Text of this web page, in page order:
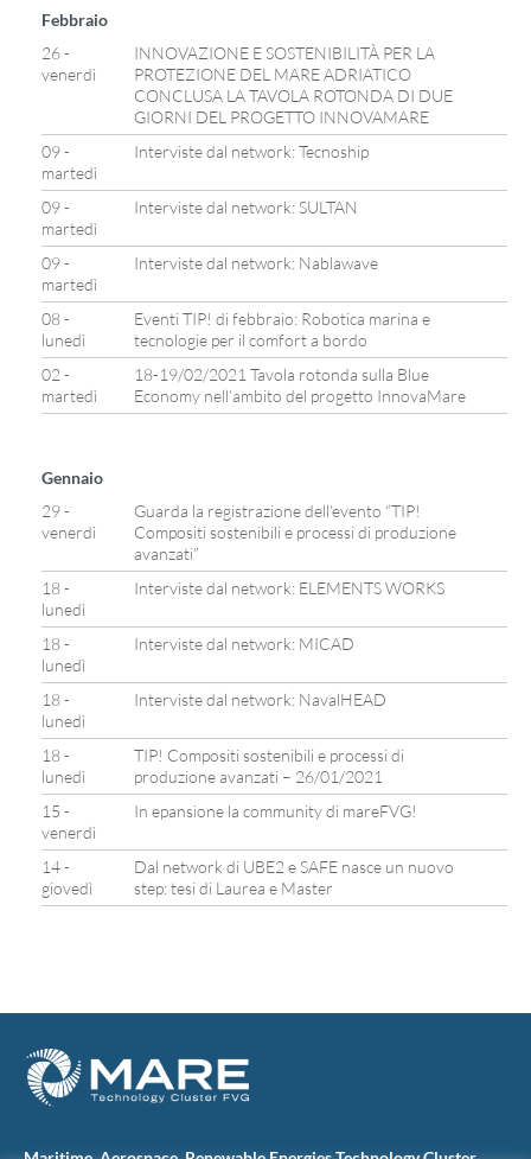
Febbraio
26 -
venerdì
INNOVAZIONE E SOSTENIBILITÀ PER LA
PROTEZIONE DEL MARE ADRIATICO
CONCLUSA LA TAVOLA ROTONDA DI DUE
GIORNI DEL PROGETTO INNOVAMARE
09 -
martedì
Interviste dal network: Tecnoship
09 -
martedì
Interviste dal network: SULTAN
09 -
martedì
Interviste dal network: Nablawave
08 -
lunedì
Eventi TIP! di febbraio: Robotica marina e
tecnologie per il comfort a bordo
02 -
martedì
18-19/02/2021 Tavola rotonda sulla Blue
Economy nell’ambito del progetto InnovaMare
Gennaio
29 -
venerdì
Guarda la registrazione dell’evento “TIP!
Compositi sostenibili e processi di produzione
avanzati”
18 -
lunedì
Interviste dal network: ELEMENTS WORKS
18 -
lunedì
Interviste dal network: MICAD
18 -
lunedì
Interviste dal network: NavalHEAD
18 -
lunedì
TIP! Compositi sostenibili e processi di
produzione avanzati – 26/01/2021
15 -
venerdì
In epansione la community di mareFVG!
14 -
giovedì
Dal network di UBE2 e SAFE nasce un nuovo
step: tesi di Laurea e Master